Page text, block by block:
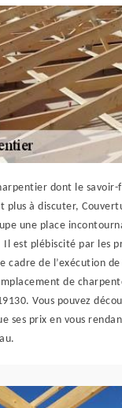
dont le
plus à discuter,
une place
Il est plébiscité par les
cadre de l’exécution
de
Vous pouvez
ses prix en vous